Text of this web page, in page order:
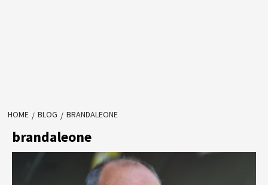
HOME BLOG BRANDALEONE
brandaleone